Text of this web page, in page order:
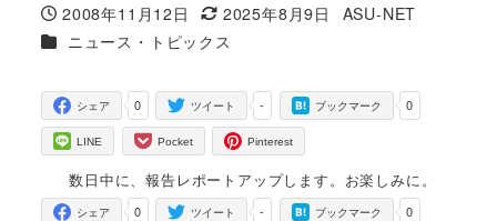
投稿日
2008年11月12日
更新日
2025年8月9日
著
ASU-NET
カテゴリー
ニュース・トピックス
0
シェア -
ツイート 0
ブックマーク
LINE Pocket Pinterest
数日中に、報告レポートアップします。お楽しみに。
0
シェア -
ツイート 0
ブックマーク